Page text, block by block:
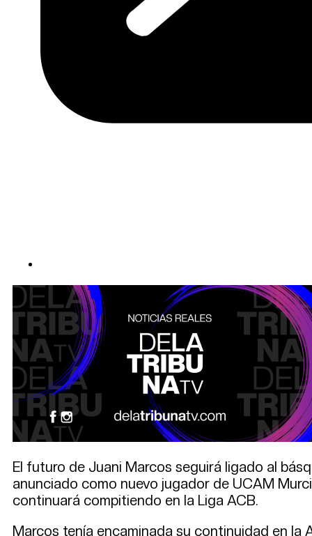
El futuro de Juani Marcos seguirá ligado al
anunciado como nuevo jugador de UCAM
continuará compitiendo en la Liga ACB.
Marcos tenía encaminada su continuidad en la